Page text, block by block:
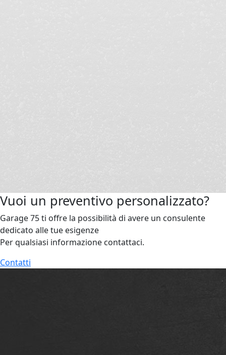
Vuoi un preventivo personalizzato?
Garage 75 ti offre la possibilità di avere un consulente
dedicato alle tue esigenze
Per qualsiasi informazione contattaci.
Contatti